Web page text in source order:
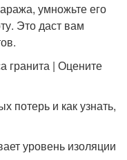
умножьте его
Это даст вам
гранита | Оцените
потерь и как узнать,
уровень изоляции